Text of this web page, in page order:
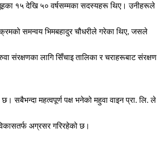
१५ देखि ५० वर्षसम्मका सदस्यहरू थिए। उनीहरूले
समन्वय भिमबहादुर चौधरीले गरेका थिए, जसले
संरक्षणका लागि सिँचाइ तालिका र चराहरूबाट संरक्षण
सबैभन्दा महत्वपूर्ण पक्ष भनेको महुवा वाइन प्रा. लि. ले
अग्रसर गरिरहेको छ।